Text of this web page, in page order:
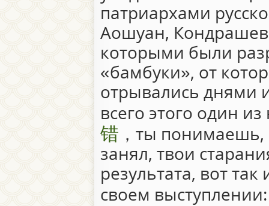
патриархами
Аошуан,
которыми были
«бамбуки», от
отрывались днями
всего этого один
错 ，ты понимаешь,
занял, твои
результата, вот
своем